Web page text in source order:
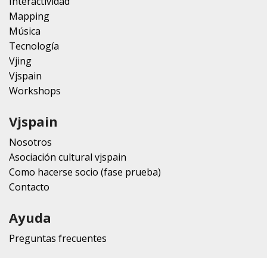
Mapping
Música
Tecnología
Vjing
Vjspain
Workshops
Vjspain
Nosotros
Asociación cultural vjspain
Como hacerse socio (fase prueba)
Contacto
Ayuda
Preguntas frecuentes